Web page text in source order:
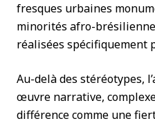
fresques urbaines
minorités afro-
réalisées spécifiquement
Au-delà des stéréotypes,
œuvre narrative,
différence comme une